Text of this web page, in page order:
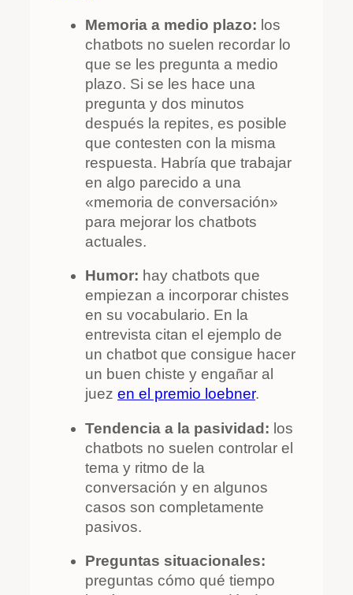
Memoria a medio plazo: los
chatbots no suelen recordar lo
que se les pregunta a medio
plazo. Si se les hace una
pregunta y dos minutos
después la repites, es posible
que contesten con la misma
respuesta. Habría que trabajar
en algo parecido a una
«memoria de conversación»
para mejorar los chatbots
actuales.
Humor: hay chatbots que
empiezan a incorporar chistes
en su vocabulario. En la
entrevista citan el ejemplo de
un chatbot que consigue hacer
un buen chiste y engañar al
juez en el premio loebner.
Tendencia a la pasividad: los
chatbots no suelen controlar el
tema y ritmo de la
conversación y en algunos
casos son completamente
pasivos.
Preguntas situacionales:
preguntas cómo qué tiempo